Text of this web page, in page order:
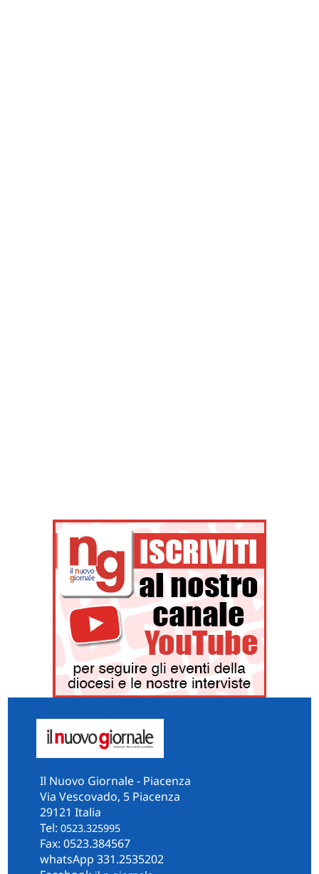
Il Nuovo Giornale - Piacenza
Via Vescovado, 5 Piacenza
29121 Italia
Tel: 0523.325995
Fax: 0523.384567
whatsApp 331.2535202